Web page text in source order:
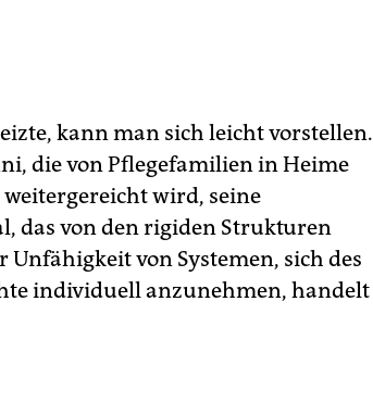
kann man sich leicht vorstellen.
die von Pflegefamilien in Heime
wird, seine
das von den rigiden Strukturen
Unfähigkeit von Systemen, sich des
individuell anzunehmen, handelt